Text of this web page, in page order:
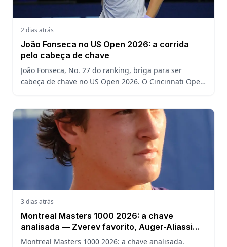
2 dias atrás
João Fonseca no US Open 2026: a corrida
pelo cabeça de chave
João Fonseca, No. 27 do ranking, briga para ser
cabeça de chave no US Open 2026. O Cincinnati Open
3 dias atrás
Montreal Masters 1000 2026: a chave
analisada — Zverev favorito, Auger-Aliassime
em casa e o caminho de João Fonseca
Montreal Masters 1000 2026: a chave analisada.